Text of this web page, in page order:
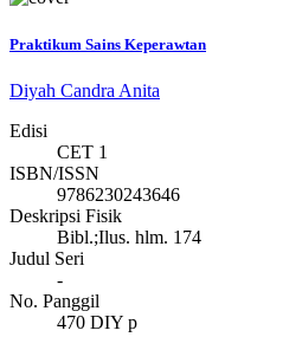
Praktikum Sains Keperawtan
Diyah Candra Anita
Edisi
CET 1
ISBN/ISSN
9786230243646
Deskripsi Fisik
Bibl.;Ilus. hlm. 174
Judul Seri
-
No. Panggil
470 DIY p